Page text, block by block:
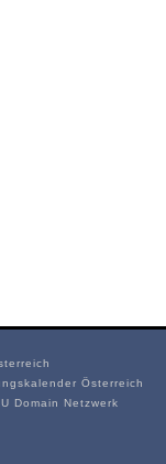
Österreich
Domain Netzwerk